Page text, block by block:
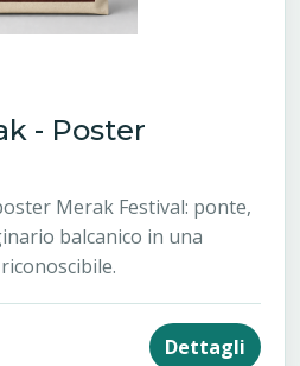
- Poster
Merak Festival: ponte,
balcanico in una
Dettagli